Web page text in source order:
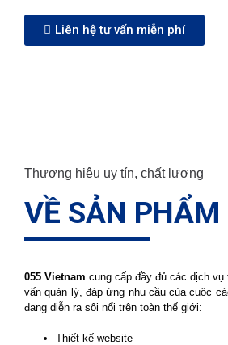
Liên hệ tư vấn miễn phí
Thương hiệu uy tín, chất lượng
VỀ SẢN PHẨM
055 Vietnam cung cấp đầy đủ các dịch
vấn quản lý, đáp ứng nhu cầu của cuộc
đang diễn ra sôi nổi trên toàn thế giới:
Thiết kế website